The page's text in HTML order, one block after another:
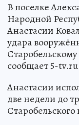
В поселке
Народной
Анастасии
удара
сообщает 5-
Анастасии
две недели до